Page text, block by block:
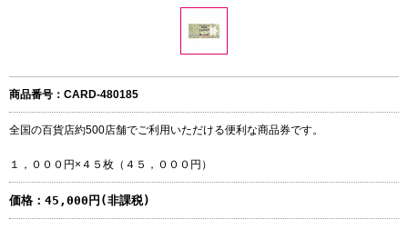
商品番号：CARD-480185
全国の百貨店約500店舗でご利用いただける便利な商品券です。
１，０００円×４５枚（４５，０００円）
価格： 45,000円(非課税)